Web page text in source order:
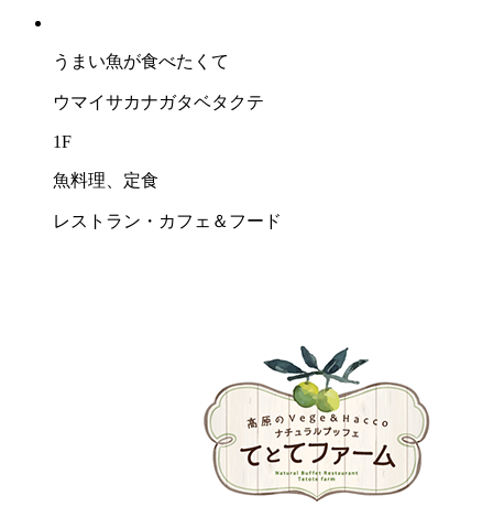
うまい⿂が⾷べたくて
ウマイサカナガタベタクテ
1F
魚料理、定食
レストラン・カフェ＆フード